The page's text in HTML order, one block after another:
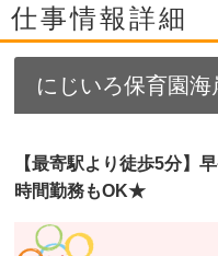
仕事情報詳細
にじいろ保育園海
【最寄駅より徒歩5分】
時間勤務もOK★